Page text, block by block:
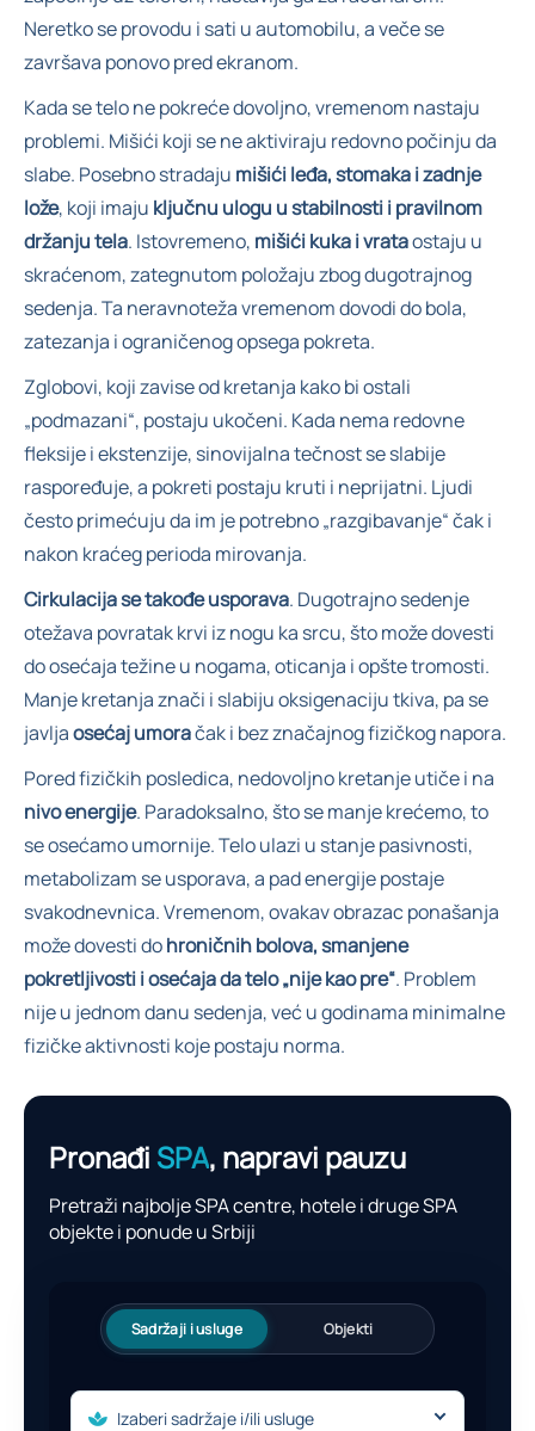
Neretko se provodu i sati u automobilu, a veče se
završava ponovo pred ekranom.
Kada se telo ne pokreće dovoljno, vremenom nastaju
problemi. Mišići koji se ne aktiviraju redovno počinju da
slabe. Posebno stradaju mišići leđa, stomaka i zadnje
lože, koji imaju ključnu ulogu u stabilnosti i pravilnom
držanju tela. Istovremeno, mišići kuka i vrataostaju u
skraćenom, zategnutom položaju zbog dugotrajnog
sedenja. Ta neravnoteža vremenom dovodi do bola,
zatezanja i ograničenog opsega pokreta.
Zglobovi, koji zavise od kretanja kako bi ostali
„podmazani“, postaju ukočeni. Kada nema redovne
fleksije i ekstenzije, sinovijalna tečnost se slabije
raspoređuje, a pokreti postaju kruti i neprijatni. Ljudi
često primećuju da im je potrebno „razgibavanje“ čak i
nakon kraćeg perioda mirovanja.
Cirkulacija se takođe usporava. Dugotrajno sedenje
otežava povratak krvi iz nogu ka srcu, što može dovesti
do osećaja težine u nogama, oticanja i opšte tromosti.
Manje kretanja znači i slabiju oksigenaciju tkiva, pa se
javljaosećaj umoračak i bez značajnog fizičkog napora.
Pored fizičkih posledica, nedovoljno kretanje utiče i na
nivo energije. Paradoksalno, što se manje krećemo, to
se osećamo umornije. Telo ulazi u stanje pasivnosti,
metabolizam se usporava, a pad energije postaje
svakodnevnica. Vremenom, ovakav obrazac ponašanja
može dovesti dohroničnih bolova, smanjene
pokretljivosti i osećaja da telo „nije kao pre“. Problem
nije u jednom danu sedenja, već u godinama minimalne
fizičke aktivnosti koje postaju norma.
Pronađi SPA, napravi pauzu
Pretraži najbolje SPA centre, hotele i druge SPA
objekte i ponude u Srbiji
Sadržaji i usluge Objekti
Izaberi sadržaje i/ili usluge